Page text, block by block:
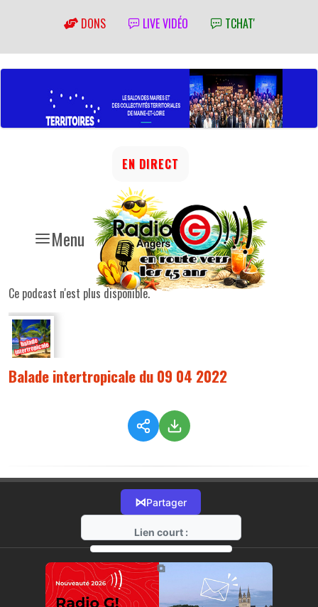
DONS LIVE VIDÉO TCHAT'
Menu
EN DIRECT
Ce podcast n'est plus disponible.
Balade intertropicale du 09 04 2022
⋈Partager
Lien court :
https://radio-g.fr?8136
⧉